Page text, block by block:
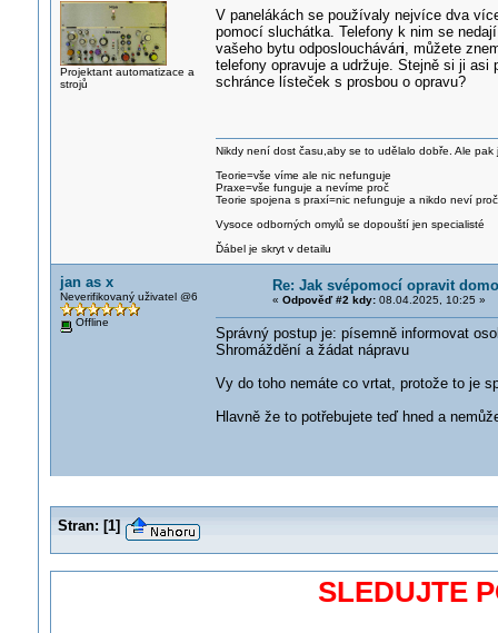
Projektant automatizace a
strojů
V panelákách se používaly nejvíce dva
pomocí sluchátka. Telefony k nim se
vašeho bytu odposloucháváni, můžete
telefony opravuje a udržuje. Stejně si ji
schránce lísteček s prosbou o opravu?
Nikdy není dost času,aby se to udělalo dobře. Ale
Teorie=vše víme ale nic nefunguje
Praxe=vše funguje a nevíme proč
Teorie spojena s praxí=nic nefunguje a nikdo neví proč
Vysoce odborných omylů se dopouští jen specialisté
Ďábel je skryt v detailu
jan as x
Neverifikovaný uživatel @6
Offline
Re: Jak svépomocí opravit
« Odpověď #2 kdy:08.04.2025, 10:25 »
Správný postup je: písemně informovat
Shromáždění a žádat nápravu
Vy do toho nemáte co vrtat, protože to je
Hlavně že to potřebujete teď hned a
Stran: [1]
SLEDUJTE